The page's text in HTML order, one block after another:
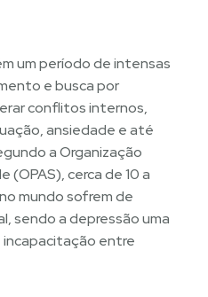
um período de intensas
e busca por
conflitos internos,
ansiedade e até
a Organização
(OPAS), cerca de 10 a
mundo sofrem de
sendo a depressão uma
incapacitação entre